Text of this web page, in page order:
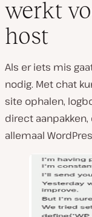
werkt
host
Als er iets mis
nodig. Met chat
site ophalen,
direct
allemaal